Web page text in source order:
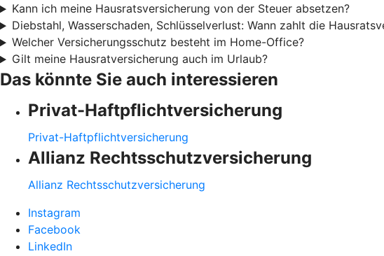
Kann ich meine Hausratsversicherung von der Steuer absetzen?
Diebstahl, Wasserschaden, Schlüsselverlust: Wann zahlt die
Welcher Versicherungsschutz besteht im Home-Office?
Gilt meine Hausratversicherung auch im Urlaub?
Das könnte Sie auch interessieren
Privat-Haftpflichtversicherung
Privat-Haftpflichtversicherung
Allianz Rechtsschutzversicherung
Allianz Rechtsschutzversicherung
Instagram
Facebook
LinkedIn